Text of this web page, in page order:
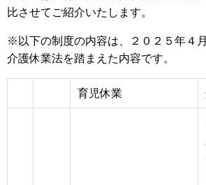
比させてご紹介いたします。
※以下の制度の内容は、２０２５年４
介護休業法を踏まえた内容です。
育児休業